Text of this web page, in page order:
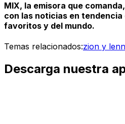
MIX, la emisora que
con las noticias en
favoritos y del mundo.
Temas relacionados:zion y
Descarga nuestra